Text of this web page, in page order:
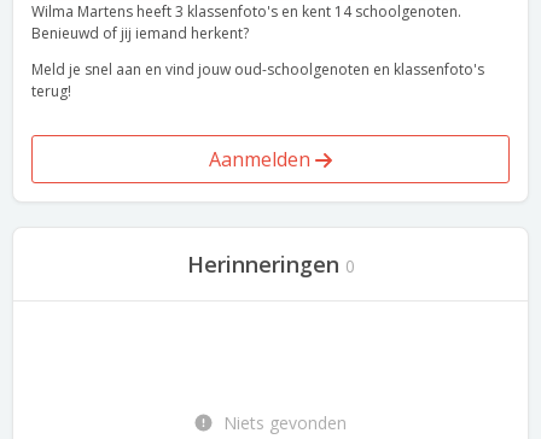
Wilma Martens heeft 3 klassenfoto's en kent 14 schoolgenoten.
Benieuwd of jij iemand herkent?
Meld je snel aan en vind jouw oud-schoolgenoten en klassenfoto's
terug!
Aanmelden
Herinneringen 0
Niets gevonden